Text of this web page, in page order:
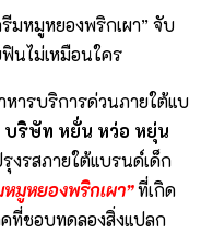
มหมูหยองพริกเผา” จับ
นไม่เหมือนใคร
หารบริการด่วนภายใต้แบ
บริษัท หยั่น หว่อ หยุ่น
งรสภายใต้แบรนด์เด็ก
หมูหยองพริกเผา”ที่เกิด
ที่ชอบทดลองสิ่งแปลก